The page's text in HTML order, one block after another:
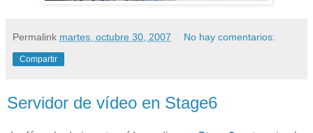
Permalink martes, octubre 30, 2007 No hay comentarios:
Compartir
Servidor de vídeo en Stage6